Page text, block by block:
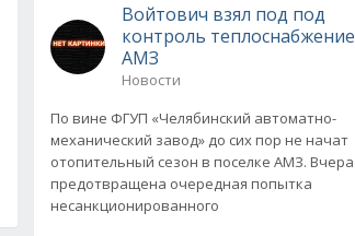
Войтович взял под под
контроль теплоснабжение
АМЗ
Новости
По вине ФГУП «Челябинский автоматно-
механический завод» до сих пор не начат
отопительный сезон в поселке АМЗ. Вчера
предотвращена очередная попытка
несанкционированного